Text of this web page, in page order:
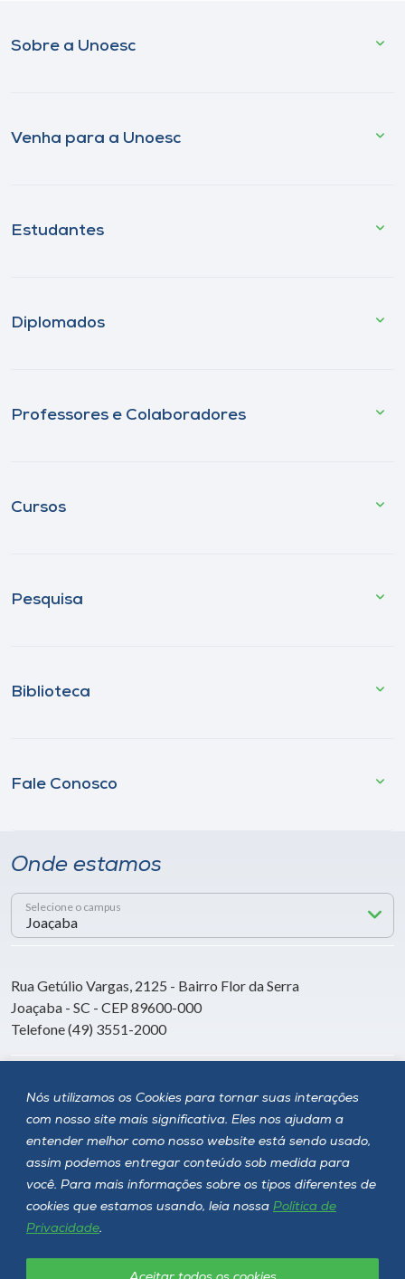
Nós utilizamos os Cookies para tornar suas interações
com nosso site mais significativa. Eles nos ajudam a
entender melhor como nosso website está sendo usado,
assim podemos entregar conteúdo sob medida para
você. Para mais informações sobre os tipos diferentes de
cookies que estamos usando, leia nossa Política de
Privacidade.
Sobre a Unoesc
Venha para a Unoesc
Estudantes
Diplomados
Professores e Colaboradores
Cursos
Pesquisa
Biblioteca
Fale Conosco
Onde estamos
Selecione o campus
Rua Getúlio Vargas, 2125 - Bairro Flor da Serra
Joaçaba - SC - CEP 89600-000
Telefone (49) 3551-2000
Siga a Unoesc